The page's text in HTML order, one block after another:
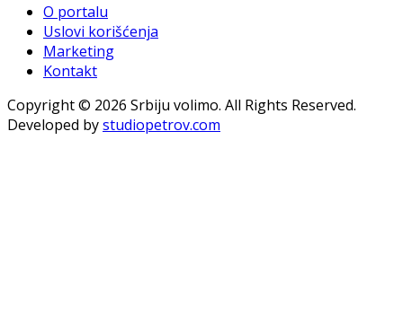
O portalu
Uslovi korišćenja
Marketing
Kontakt
Copyright © 2026 Srbiju volimo. All Rights Reserved.
Developed bystudiopetrov.com